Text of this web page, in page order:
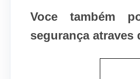
Voce também
segurança atraves